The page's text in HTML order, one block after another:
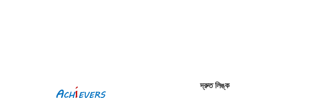
দ্রুত লিঙ্ক